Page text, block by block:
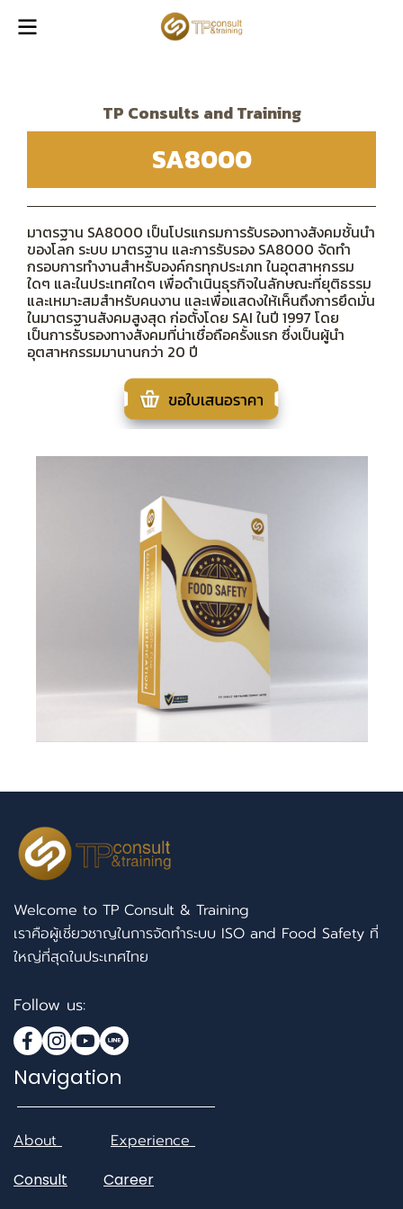
TP Consults and Training
SA8000
มาตรฐาน SA8000 เป็นโปรแกรมการรับรองทางสังคมชั้นนำ
ของโลก ระบบ มาตรฐาน และการรับรอง SA8000 จัดทำ
กรอบการทำงานสำหรับองค์กรทุกประเภท ในอุตสาหกรรม
ใดๆ และในประเทศใดๆ เพื่อดำเนินธุรกิจในลักษณะที่ยุติธรรม
และเหมาะสมสำหรับคนงาน และเพื่อแสดงให้เห็นถึงการยึดมั่น
ในมาตรฐานสังคมสูงสุด ก่อตั้งโดย SAI ในปี 1997 โดย
เป็นการรับรองทางสังคมที่น่าเชื่อถือครั้งแรก ซึ่งเป็นผู้นำ
อุตสาหกรรมมานานกว่า 20 ปี
Welcome to TP Consult & Training
เราคือผู้เชี่ยวชาญในการจัดทำระบบ ISO and Food Safety ที่
ใหญ่ที่สุดในประเทศไทย
Follow us:
Navigation
About Experience
Consult
Career